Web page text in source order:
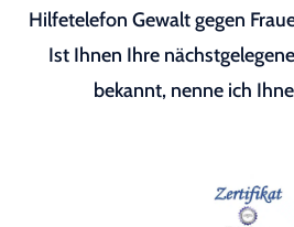
Hilfetelefon Gewalt gegen
Ist Ihnen Ihre
bekannt, nenne ich